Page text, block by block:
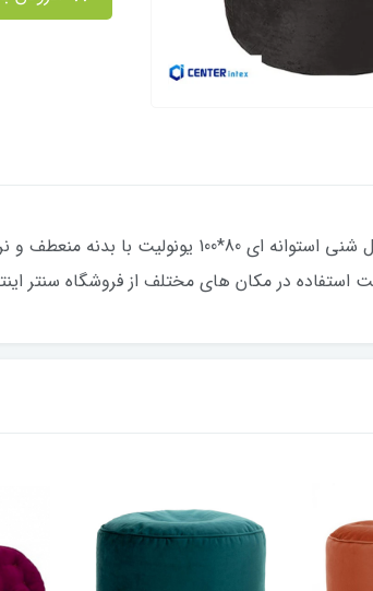
استفاده در مکان های مختلف از فروشگاه سنتر